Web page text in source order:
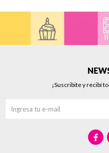
¡Suscribite y recibí
